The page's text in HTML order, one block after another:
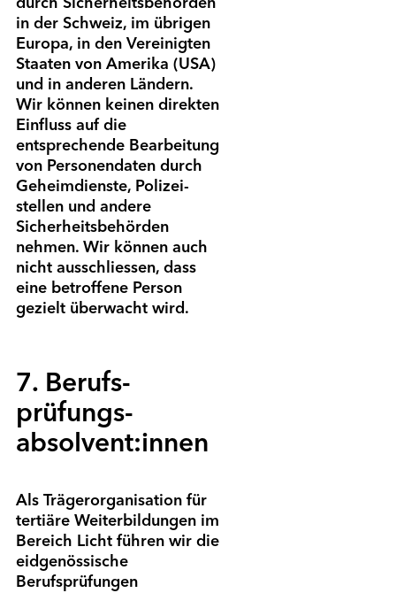
durch Sicher­heitsbehörden
in der Schweiz, im übrigen
Europa, in den Vereinigten
Staaten von Amerika (USA)
und in anderen Ländern.
Wir können keinen direkten
Einfluss auf die
entsprechende Bearbeitung
von Personen­daten durch
Geheim­dienste, Polizei­
stellen und andere
Sicherheits­behörden
nehmen. Wir können auch
nicht ausschliessen, dass
eine betroffene Person
gezielt überwacht wird.
7. Berufs­
prüfungs­
absolvent:innen
Als Träger­organisation für
tertiäre Weiter­bildungen im
Bereich Licht führen wir die
eidgenössische
Berufsprüfungen